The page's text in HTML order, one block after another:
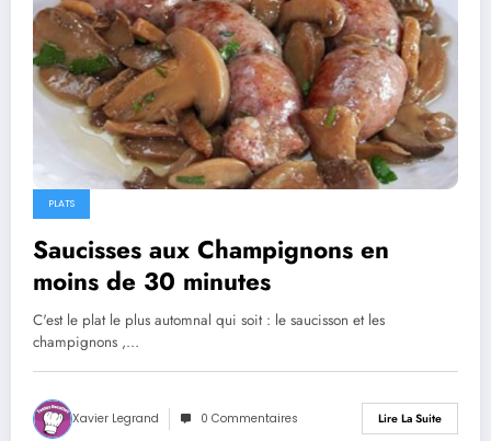
PLATS
Saucisses aux Champignons en
moins de 30 minutes
C'est le plat le plus automnal qui soit : le saucisson et les
champignons ,…
Xavier Legrand 0 Commentaires Lire La Suite